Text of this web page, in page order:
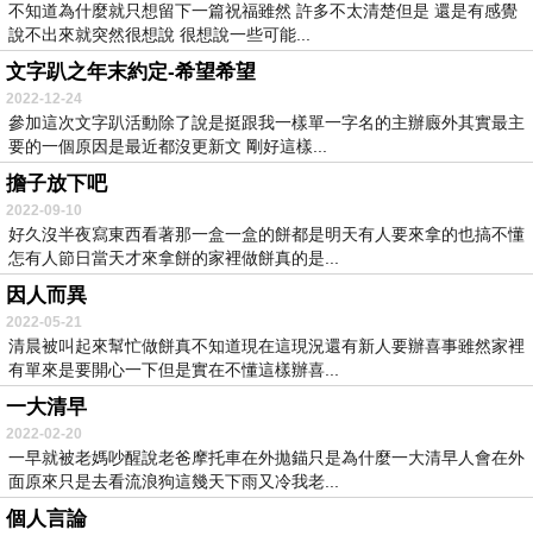
不知道為什麼就只想留下一篇祝福雖然 許多不太清楚但是 還是有感覺
說不出來就突然很想說 很想說一些可能...
文字趴之年末約定-希望希望
2022-12-24
參加這次文字趴活動除了說是挺跟我一樣單一字名的主辦廄外其實最主
要的一個原因是最近都沒更新文 剛好這樣...
擔子放下吧
2022-09-10
好久沒半夜寫東西看著那一盒一盒的餅都是明天有人要來拿的也搞不懂
怎有人節日當天才來拿餅的家裡做餅真的是...
因人而異
2022-05-21
清晨被叫起來幫忙做餅真不知道現在這現況還有新人要辦喜事雖然家裡
有單來是要開心一下但是實在不懂這樣辦喜...
一大清早
2022-02-20
一早就被老媽吵醒說老爸摩托車在外拋錨只是為什麼一大清早人會在外
面原來只是去看流浪狗這幾天下雨又冷我老...
個人言論